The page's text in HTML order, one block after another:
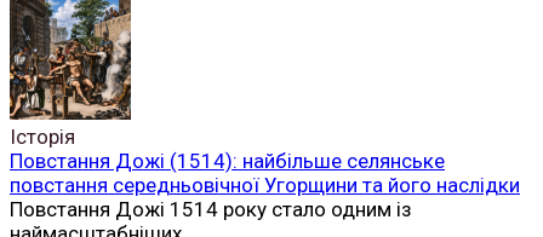
Історія
Повстання Дожі (1514): найбільше селянське
повстання середньовічної Угорщини та його наслідки
Повстання Дожі 1514 року стало одним із